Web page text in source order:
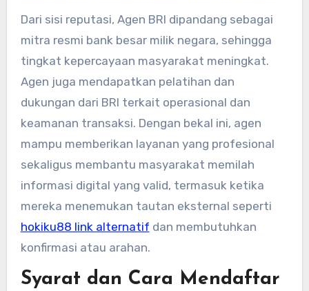
Dari sisi reputasi, Agen BRI dipandang sebagai
mitra resmi bank besar milik negara, sehingga
tingkat kepercayaan masyarakat meningkat.
Agen juga mendapatkan pelatihan dan
dukungan dari BRI terkait operasional dan
keamanan transaksi. Dengan bekal ini, agen
mampu memberikan layanan yang profesional
sekaligus membantu masyarakat memilah
informasi digital yang valid, termasuk ketika
mereka menemukan tautan eksternal seperti
hokiku88 link alternatif dan membutuhkan
konfirmasi atau arahan.
Syarat dan Cara Mendaftar